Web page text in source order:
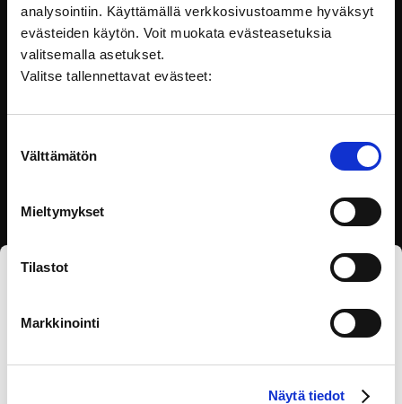
analysointiin. Käyttämällä verkkosivustoamme hyväksyt
evästeiden käytön. Voit muokata evästeasetuksia
valitsemalla asetukset.
Valitse tallennettavat evästeet:
valinta
Välttämätön
Mieltymykset
Tilastot
Markkinointi
Näytä tiedot
Saavutettavuus ja digipalvelulain vaatimukset
Tervetuloa oppimaan, mitä saavutettavuus